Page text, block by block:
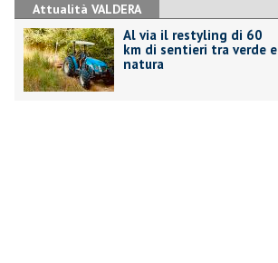
Attualità VALDERA
Al via il restyling di 60
km di sentieri tra verde e
natura